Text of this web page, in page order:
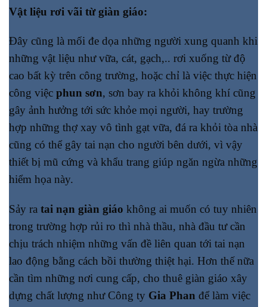
Vật liệu rơi vãi từ giàn giáo:
Đây cũng là mối đe dọa những người xung quanh khi
những vật liệu như vữa, cát, gạch,.. rơi xuống từ độ
cao bất kỳ trên công trường, hoặc chỉ là việc thực hiện
công việc phun sơn, sơn bay ra khỏi không khí cũng
gây ảnh hưởng tới sức khỏe mọi người, hay trường
hợp những thợ xay vô tình gạt vữa, đá ra khỏi tòa nhà
cũng có thể gây tai nạn cho người bên dưới, vì vậy
thiết bị mũ cứng và khẩu trang giúp ngăn ngừa những
hiểm họa này.
Sảy ra tai nạn giàn giáo không ai muốn có tuy nhiên
trong trường hợp rủi ro thì nhà thầu, nhà đầu tư cần
chịu trách nhiệm những vấn đề liên quan tới tai nạn
lao động bằng cách bồi thường thiệt hại. Hơn thế nữa
cần tìm những nơi cung cấp, cho thuê giàn giáo xây
dựng chất lượng như Công ty Gia Phan để làm việc